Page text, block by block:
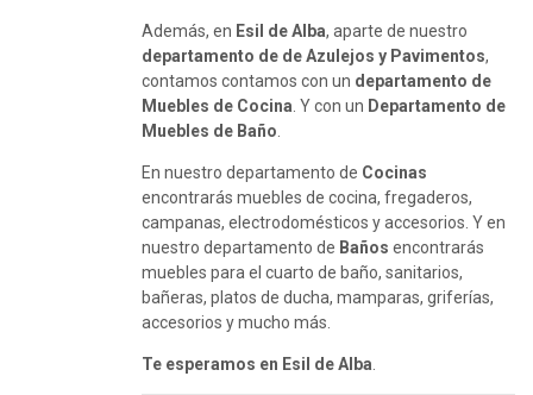
Además, en Esil de Alba, aparte de nuestro
departamento de de Azulejos y Pavimentos,
contamos contamos con un departamento de
Muebles de Cocina . Y con un Departamento de
Muebles de Baño
En nuestro departamento de Cocinas
encontrarás muebles de cocina, fregaderos,
campanas, electrodomésticos y accesorios. Y en
nuestro departamento de Baños encontrarás
muebles para el cuarto de baño, sanitarios,
bañeras, platos de ducha, mamparas, griferías,
accesorios y mucho más.
Te esperamos en Esil de Alba